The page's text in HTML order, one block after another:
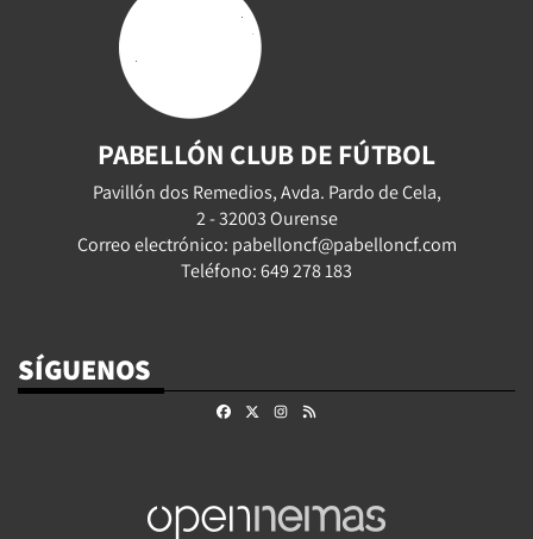
PABELLÓN CLUB DE FÚTBOL
Pavillón dos Remedios, Avda. Pardo de Cela,
2 - 32003 Ourense
Correo electrónico: pabelloncf@pabelloncf.com
Teléfono: 649 278 183
SÍGUENOS
FacebookInstagram